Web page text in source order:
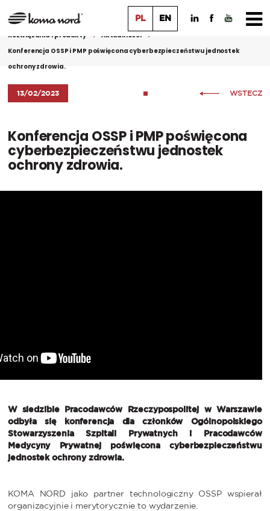
PL EN
Rozwiązania i produkty
Aktualności
Konferencja OSSP i PMP poświęcona cyberbezpieczeństwu jednostek
ochrony zdrowia.
13/02/2023 WSTECZ
Konferencja OSSP i PMP poświęcona
cyberbezpieczeństwu jednostek
ochrony zdrowia.
W siedzibie Pracodawców Rzeczypospolitej w Warszawie
odbyła się konferencja dla członków Ogólnopolskiego
Stowarzyszenia Szpitali Prywatnych i Pracodawców
Medycyny Prywatnej poświęcona cyberbezpieczeństwu
jednostek ochrony zdrowia.
KOMA NORD jako partner technologiczny OSSP wspierał
organizacyjnie i merytorycznie to wydarzenie.